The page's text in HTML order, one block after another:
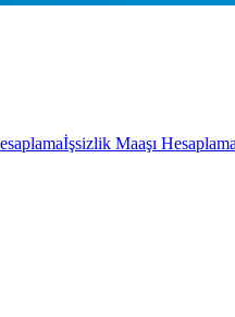
İşsizlik Maaşı Hesaplama